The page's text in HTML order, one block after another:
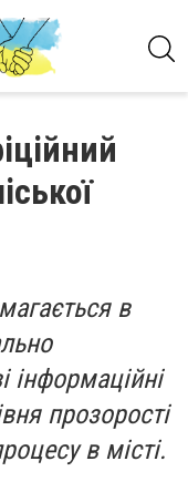
в
інформаційні
прозорості
в місті.